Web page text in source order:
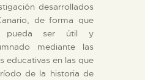
desarrollados
de forma que
pueda ser útil y
mediante las
educativas en las que
de la historia de